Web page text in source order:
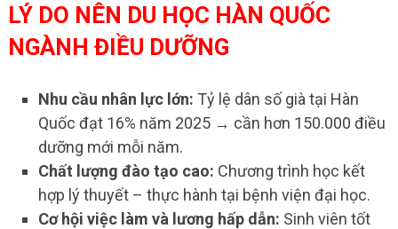
LÝ DO NÊN DU HỌC HÀN QUỐC
NGÀNH ĐIỀU DƯỠNG
Nhu cầu nhân lực lớn: Tỷ lệ dân số già tại Hàn
Quốc đạt 16% năm 2025 → cần hơn 150.000 điều
dưỡng mới mỗi năm.
Chất lượng đào tạo cao: Chương trình học kết
hợp lý thuyết – thực hành tại bệnh viện đại học.
Cơ hội việc làm và lương hấp dẫn: Sinh viên tốt